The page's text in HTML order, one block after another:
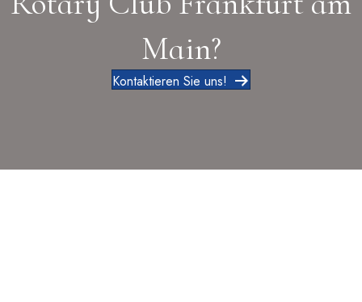
Main?
Kontaktieren Sie uns!